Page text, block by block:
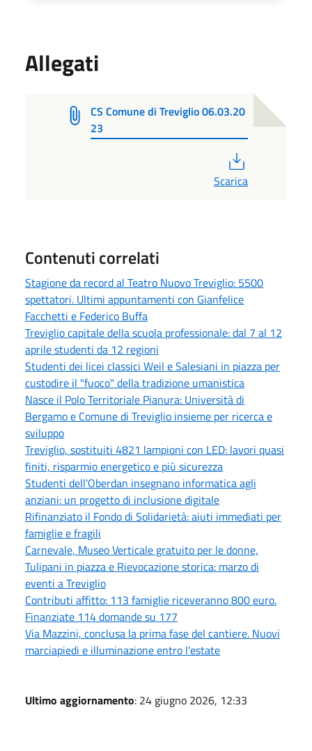
Allegati
CS Comune di Treviglio 06.03.20
23
Scarica
Contenuti correlati
Stagione da record al Teatro Nuovo Treviglio: 5500
spettatori. Ultimi appuntamenti con Gianfelice
Facchetti e Federico Buffa
Treviglio capitale della scuola professionale: dal 7 al 12
aprile studenti da 12 regioni
Studenti dei licei classici Weil e Salesiani in piazza per
custodire il "fuoco" della tradizione umanistica
Nasce il Polo Territoriale Pianura: Università di
Bergamo e Comune di Treviglio insieme per ricerca e
sviluppo
Treviglio, sostituiti 4821 lampioni con LED: lavori quasi
finiti, risparmio energetico e più sicurezza
Studenti dell'Oberdan insegnano informatica agli
anziani: un progetto di inclusione digitale
Rifinanziato il Fondo di Solidarietà: aiuti immediati per
famiglie e fragili
Carnevale, Museo Verticale gratuito per le donne,
Tulipani in piazza e Rievocazione storica: marzo di
eventi a Treviglio
Contributi affitto: 113 famiglie riceveranno 800 euro.
Finanziate 114 domande su 177
Via Mazzini, conclusa la prima fase del cantiere. Nuovi
marciapiedi e illuminazione entro l'estate
Ultimo aggiornamento: 24 giugno 2026, 12:33